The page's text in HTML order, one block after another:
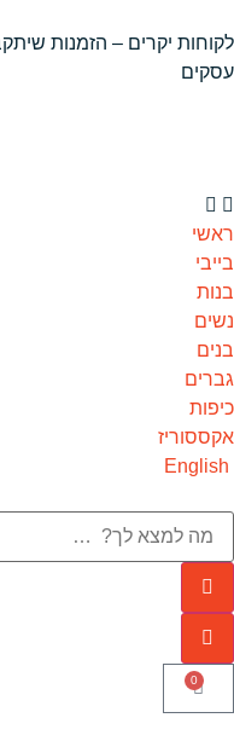
לקוחות יקרים – הזמנות
עסקים
ראשי
בייבי
בנות
נשים
בנים
גברים
כיפות
אקססוריז
English
0